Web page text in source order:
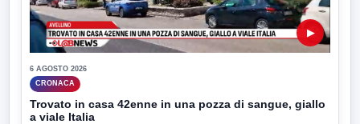
▶
6 AGOSTO 2026
CRONACA
Trovato in casa 42enne in una pozza di sangue, giallo
a viale Italia